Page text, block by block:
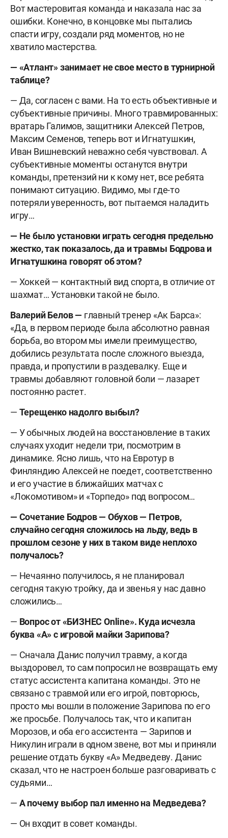
Вот мастеровитая команда и наказала нас за
ошибки. Конечно, в концовке мы пытались
спасти игру, создали ряд моментов, но не
хватило мастерства.
— «Атлант» занимает не свое место в турнирной
таблице?
— Да, согласен с вами. На то есть объективные и
субъективные причины. Много травмированных:
вратарь Галимов, защитники Алексей Петров,
Максим Семенов, теперь вот и Игнатушкин,
Иван Вишневский неважно себя чувствовал. А
субъективные моменты останутся внутри
команды, претензий ни к кому нет, все ребята
понимают ситуацию. Видимо, мы где-то
потеряли уверенность, вот пытаемся наладить
игру…
— Не было установки играть сегодня предельно
жестко, так показалось, да и травмы Бодрова и
Игнатушкина говорят об этом?
— Хоккей — контактный вид спорта, в отличие от
шахмат… Установки такой не было.
Валерий Белов — главный тренер «Ак Барса»:
«Да, в первом периоде была абсолютно равная
борьба, во втором мы имели преимущество,
добились результата после сложного выезда,
правда, и пропустили в раздевалку. Еще и
травмы добавляют головной боли — лазарет
постоянно растет.
— Терещенко надолго выбыл?
— У обычных людей на восстановление в таких
случаях уходит недели три, посмотрим в
динамике. Ясно лишь, что на Евротур в
Финляндию Алексей не поедет, соответственно
и его участие в ближайших матчах с
«Локомотивом» и «Торпедо» под вопросом…
— Сочетание Бодров — Обухов — Петров,
случайно сегодня сложилось на льду, ведь в
прошлом сезоне у них в таком виде неплохо
получалось?
— Нечаянно получилось, я не планировал
сегодня такую тройку, да и звенья у нас давно
сложились…
— Вопрос от «БИЗНЕС Оnline». Куда исчезла
буква «А» с игровой майки Зарипова?
— Сначала Данис получил травму, а когда
выздоровел, то сам попросил не возвращать ему
статус ассистента капитана команды. Это не
связано с травмой или его игрой, повторюсь,
просто мы вошли в положение Зарипова по его
же просьбе. Получалось так, что и капитан
Морозов, и оба его ассистента — Зарипов и
Никулин играли в одном звене, вот мы и приняли
решение отдать букву «А» Медведеву. Данис
сказал, что не настроен больше разговаривать с
судьями…
— А почему выбор пал именно на Медведева?
— Он входит в совет команды.